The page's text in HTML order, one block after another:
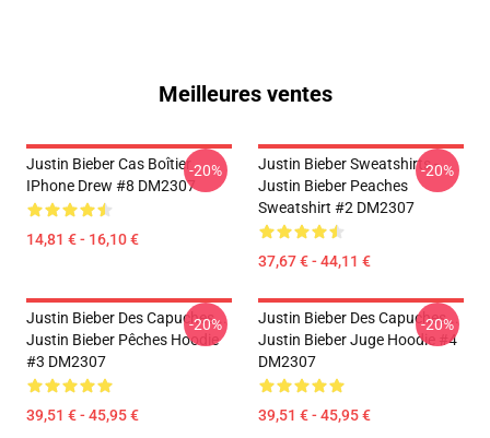
Meilleures ventes
Justin Bieber Cas Boîtier
IPhone Drew #8 DM2307
14,81 € - 16,10 €
-20%
Justin Bieber Sweatshirts -
Justin Bieber Peaches
Sweatshirt #2 DM2307
37,67 € - 44,11 €
-20%
Justin Bieber Des Capuches...
Justin Bieber Pêches Hoodie
#3 DM2307
39,51 € - 45,95 €
-20%
Justin Bieber Des Capuches...
Justin Bieber Juge Hoodie #4
DM2307
39,51 € - 45,95 €
-20%